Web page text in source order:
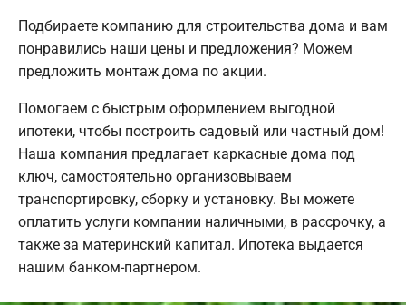
Подбираете компанию для строительства дома и вам
понравились наши цены и предложения? Можем
предложить монтаж дома по акции.
Помогаем с быстрым оформлением выгодной
ипотеки, чтобы построить садовый или частный дом!
Наша компания предлагает каркасные дома под
ключ, самостоятельно организовываем
транспортировку, сборку и установку. Вы можете
оплатить услуги компании наличными, в рассрочку, а
также за материнский капитал. Ипотека выдается
нашим банком-партнером.